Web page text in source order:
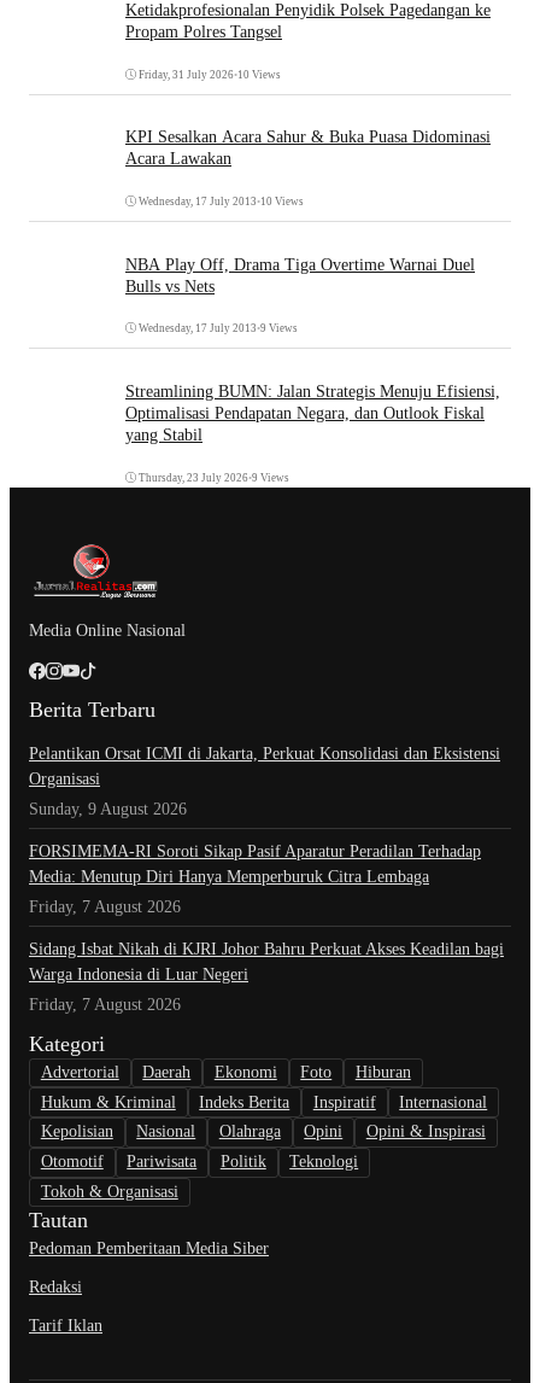
Ketidakprofesionalan Penyidik Polsek Pagedangan ke
Propam Polres Tangsel
Friday, 31 July 2026•10 Views
KPI Sesalkan Acara Sahur & Buka Puasa Didominasi
Acara Lawakan
Wednesday, 17 July 2013 •10 Views
NBA Play Off, Drama Tiga Overtime Warnai Duel
Bulls vs Nets
Wednesday, 17 July 2013 •9 Views
Streamlining BUMN: Jalan Strategis Menuju Efisiensi,
Optimalisasi Pendapatan Negara, dan Outlook Fiskal
yang Stabil
Thursday, 23 July 2026•9 Views
Media Online Nasional
Berita Terbaru
Pelantikan Orsat ICMI di Jakarta, Perkuat Konsolidasi dan Eksistensi
Organisasi
Sunday, 9 August 2026
​FORSIMEMA-RI Soroti Sikap Pasif Aparatur Peradilan Terhadap
Media: Menutup Diri Hanya Memperburuk Citra Lembaga
Friday, 7 August 2026
Sidang Isbat Nikah di KJRI Johor Bahru Perkuat Akses Keadilan bagi
Warga Indonesia di Luar Negeri
Friday, 7 August 2026
Kategori
Advertorial Daerah Ekonomi Foto
Hiburan
Hukum & Kriminal
Indeks Berita Inspiratif
Internasional
Kepolisian
Nasional Olahraga Opini
Opini & Inspirasi
Otomotif
Pariwisata Politik
Teknologi
Tokoh & Organisasi
Tautan
Pedoman Pemberitaan Media Siber
Redaksi
Tarif Iklan